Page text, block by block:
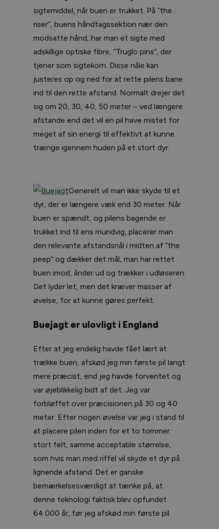
sigtemiddel, når buen er trukket. På ”the
riser”, buens håndtagssektion nær den
modsatte hånd, har man et sigte med
adskillige optiske fibre, ”Truglo pins”, der
tjener som sigtekorn. Disse nåle kan
justeres op og ned for at rette pilens bane
ind til den rette afstand. Normalt drejer det
sig om 20, 30, 40, 50 meter – ved længere
afstande end det vil en pil have mistet for
meget af sin energi til effektivt at kunne
trænge igennem huden på et stort dyr.
Generelt vil man ikke skyde til et
dyr, der er længere væk end 30 meter. Når
buen er spændt, og pilens bagende er
trukket ind til ens mundvig, placerer man
den relevante afstandsnål i midten af ”the
peep” og dækker det mål, man har rettet
buen imod, ånder ud og trækker i udløseren.
Det lyder let, men det kræver masser af
øvelse, for at kunne gøres perfekt.
Buejagt er ulovligt i England
Efter at jeg endelig havde fået lært at
trække buen, afskød jeg min første pil langt
mere præcist, end jeg havde forventet og
var øjeblikkelig bidt af det. Jeg var
forbløffet over præcisionen på 30 og 40
meter. Efter nogen øvelse var jeg i stand til
at placere pilen inden for et to tommer
stort felt, samme acceptable størrelse,
som hvis man med riffel vil skyde et dyr på
lignende afstand. Det er ganske
bemærkelsesværdigt at tænke på, at
denne teknologi faktisk blev opfundet
64.000 år, før jeg afskød min første pil.